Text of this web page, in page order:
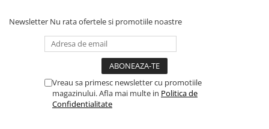
Functii speciale
Rama ornament
Aplicat (PT)
Priza+Intrerupator
Newsletter Nu rata ofertele si promotiile noastre
Vreau sa primesc newsletter cu promotiile
magazinului. Afla mai multe in Politica de
Confidentialitate